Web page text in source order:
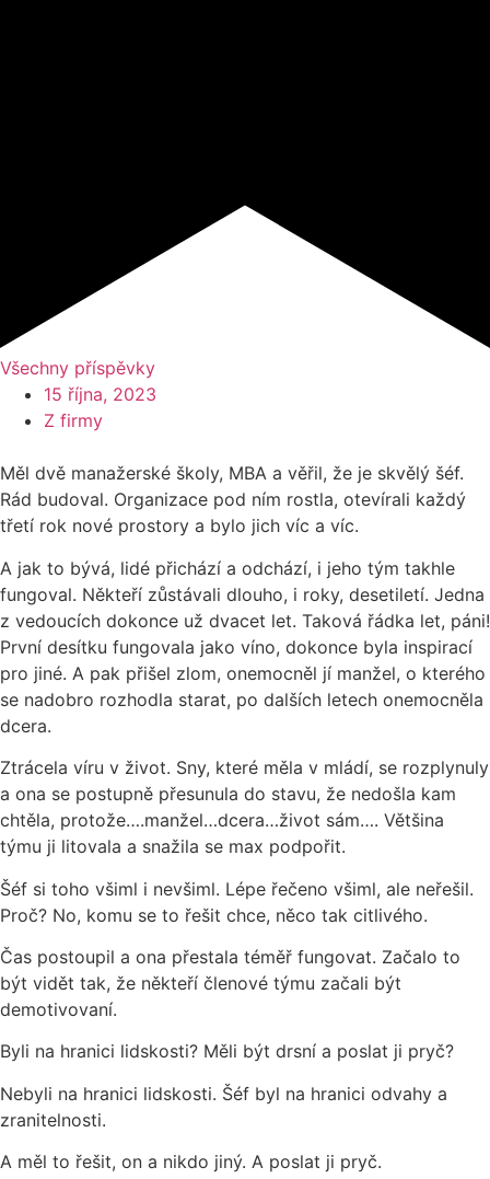
Všechny příspěvky
15 října, 2023
Z firmy
Měl dvě manažerské školy, MBA a věřil, že je skvělý šéf.
Rád budoval. Organizace pod ním rostla, otevírali každý
třetí rok nové prostory a bylo jich víc a víc.
A jak to bývá, lidé přichází a odchází, i jeho tým takhle
fungoval. Někteří zůstávali dlouho, i roky, desetiletí. Jedna
z vedoucích dokonce už dvacet let. Taková řádka let, páni!
První desítku fungovala jako víno, dokonce byla inspirací
pro jiné. A pak přišel zlom, onemocněl jí manžel, o kterého
se nadobro rozhodla starat, po dalších letech onemocněla
dcera.
Ztrácela víru v život. Sny, které měla v mládí, se rozplynuly
a ona se postupně přesunula do stavu, že nedošla kam
chtěla, protože….manžel…dcera…život sám…. Většina
týmu ji litovala a snažila se max podpořit.
Šéf si toho všiml i nevšiml. Lépe řečeno všiml, ale neřešil.
Proč? No, komu se to řešit chce, něco tak citlivého.
Čas postoupil a ona přestala téměř fungovat. Začalo to
být vidět tak, že někteří členové týmu začali být
demotivovaní.
Byli na hranici lidskosti? Měli být drsní a poslat ji pryč?
Nebyli na hranici lidskosti. Šéf byl na hranici odvahy a
zranitelnosti.
A měl to řešit, on a nikdo jiný. A poslat ji pryč.